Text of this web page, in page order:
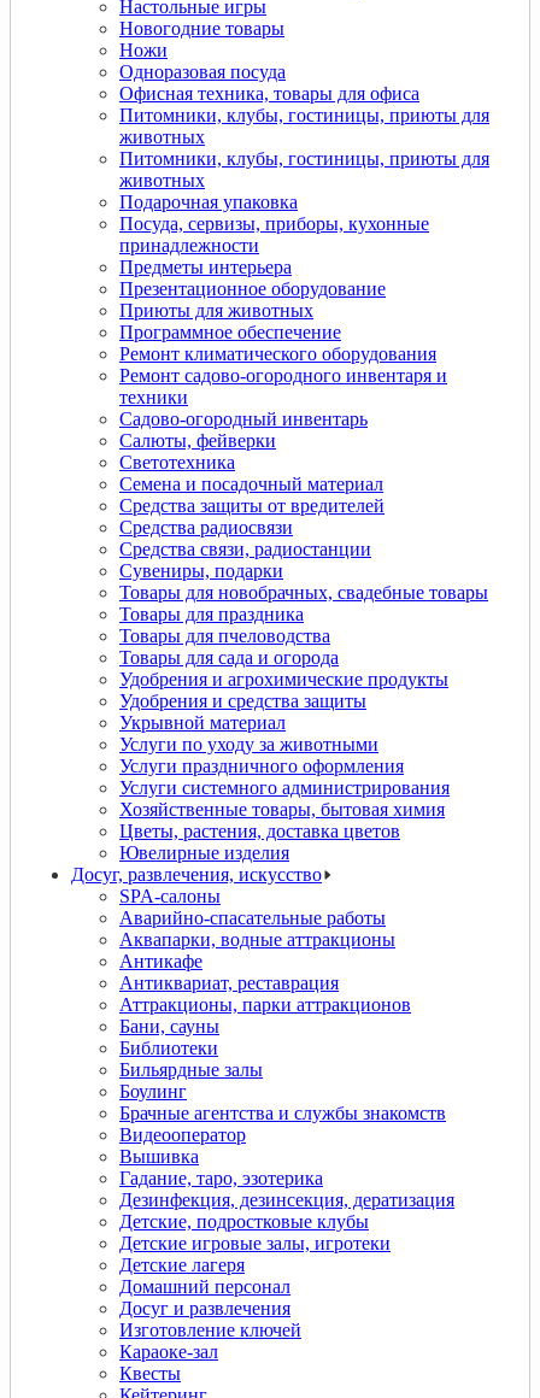
Настольные игры
Новогодние товары
Ножи
Одноразовая посуда
Офисная техника, товары для офиса
Питомники, клубы, гостиницы, приюты для
животных
Питомники, клубы, гостиницы, приюты для
животных
Подарочная упаковка
Посуда, сервизы, приборы, кухонные
принадлежности
Предметы интерьера
Презентационное оборудование
Приюты для животных
Программное обеспечение
Ремонт климатического оборудования
Ремонт садово-огородного инвентаря и
техники
Садово-огородный инвентарь
Салюты, фейверки
Светотехника
Семена и посадочный материал
Средства защиты от вредителей
Средства радиосвязи
Средства связи, радиостанции
Сувениры, подарки
Товары для новобрачных, свадебные товары
Товары для праздника
Товары для пчеловодства
Товары для сада и огорода
Удобрения и агрохимические продукты
Удобрения и средства защиты
Укрывной материал
Услуги по уходу за животными
Услуги праздничного оформления
Услуги системного администрирования
Хозяйственные товары, бытовая химия
Цветы, растения, доставка цветов
Ювелирные изделия
Досуг, развлечения, искусство
SPA-салоны
Аварийно-спасательные работы
Аквапарки, водные аттракционы
Антикафе
Антиквариат, реставрация
Аттракционы, парки аттракционов
Бани, сауны
Библиотеки
Бильярдные залы
Боулинг
Брачные агентства и службы знакомств
Видеооператор
Вышивка
Гадание, таро, эзотерика
Дeзинфекция, дeзинсекция, дератизация
Детские, подростковые клубы
Детские игровые залы, игротеки
Детские лагеря
Домашний персонал
Досуг и развлечения
Изготовление ключей
Караоке-зал
Квесты